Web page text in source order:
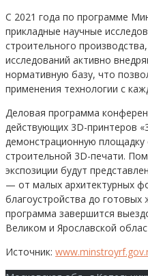
С 2021 года по программе
прикладные научные
строительного
исследований активно
нормативную базу, что
применения технологии с
Деловая программа
действующих 3D-принтеров
демонстрационную площадку
строительной 3D-печати.
экспозиции будут
— от малых архитектурных
благоустройства до
программа завершится
Великом и Ярославской
Источник: